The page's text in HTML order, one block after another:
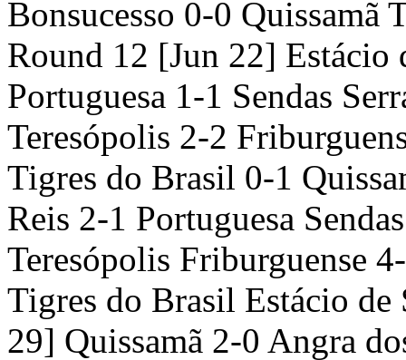
Bonsucesso 0-0 Quissamã
Round 12 [Jun 22] Estácio
Portuguesa 1-1 Sendas
Teresópolis 2-2
Tigres do Brasil 0-1
Reis 2-1 Portuguesa
Teresópolis Friburguense
Tigres do Brasil Estácio de
29] Quissamã 2-0 Angra